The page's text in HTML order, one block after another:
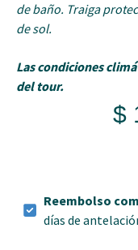
de baño. Traiga
de sol.
Las condiciones
del tour.
$
Reembolso
días de